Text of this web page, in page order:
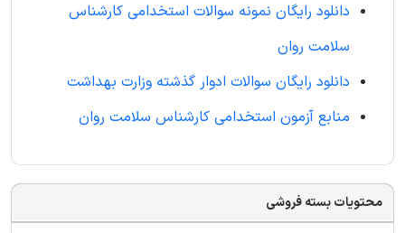
دانلود رایگان نمونه سوالات استخدامی کارشناس
سلامت روان
دانلود رایگان سوالات ادوار گذشته وزارت بهداشت
منابع آزمون استخدامی کارشناس سلامت روان
محتویات بسته فروشی